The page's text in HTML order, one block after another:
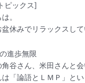
ピックス]
。
休みでリラックスして
進歩無限
谷さん、米田さんと会
「論語とＬＭＰ」と